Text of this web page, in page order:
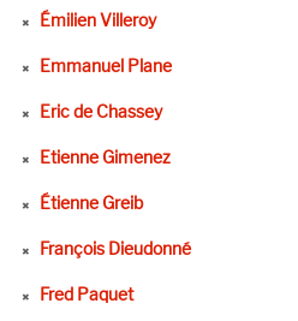
Émilien Villeroy
Emmanuel Plane
Eric de Chassey
Etienne Gimenez
Étienne Greib
François Dieudonné
Fred Paquet